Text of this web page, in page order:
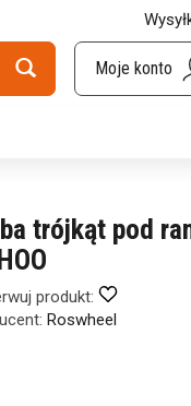
trójkąt pod
produkt:
Roswheel